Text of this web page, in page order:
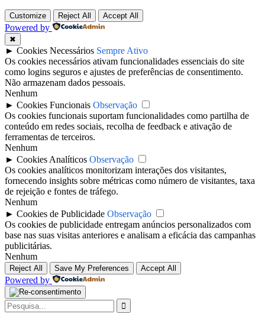
Customize Reject All Accept All
Powered by
✖
► Cookies Necessários Sempre Ativo
Os cookies necessários ativam funcionalidades essenciais do site
como logins seguros e ajustes de preferências de consentimento.
Não armazenam dados pessoais.
Nenhum
► Cookies Funcionais Observação
Os cookies funcionais suportam funcionalidades como partilha de
conteúdo em redes sociais, recolha de feedback e ativação de
ferramentas de terceiros.
Nenhum
► Cookies Analíticos Observação
Os cookies analíticos monitorizam interações dos visitantes,
fornecendo insights sobre métricas como número de visitantes, taxa
de rejeição e fontes de tráfego.
Nenhum
► Cookies de Publicidade Observação
Os cookies de publicidade entregam anúncios personalizados com
base nas suas visitas anteriores e analisam a eficácia das campanhas
publicitárias.
Nenhum
Reject All Save My Preferences Accept All
Powered by